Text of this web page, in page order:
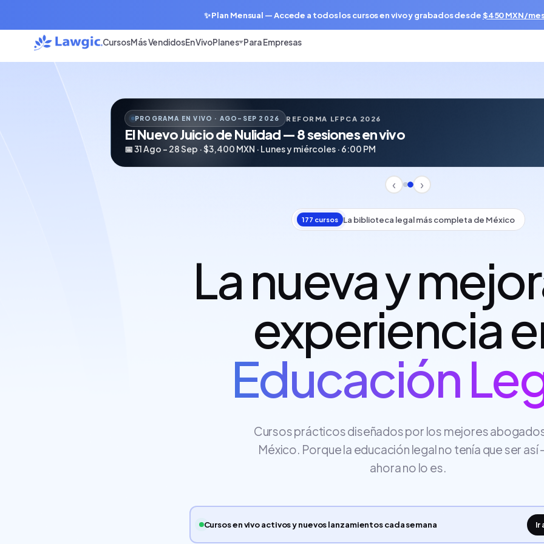
✨ Plan Mensual — Accede a todos los cursos en vivo y grabados desde $450 MXN/
CursosMás VendidosEn VivoPlanes Para Empresas
CURSO EN VIVO · AGOSTO 2026 PRÓXIMO LANZAMIENTO
Protección de Datos Personales — 3 sesiones en vivo
📅 12, 13 y 17 Ago · $1,900 MXN · Identidad digital · Ciberseguridad
‹ ›
177 cursos La biblioteca legal más completa de México
La nueva y
experiencia
Educación
Cursos prácticos diseñados por los mejores
México. Porque la educación legal no tenía que ser así
ahora no lo es.
Cursos en vivo activos y nuevos lanzamientos cada semana Ir